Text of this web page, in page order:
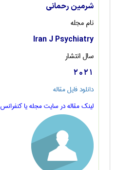
شرمین رحمانی
نام مجله
Iran J Psychiatry
سال انتشار
2021
دانلود فایل مقاله
لینک مقاله در سایت مجله یا کنفرانس